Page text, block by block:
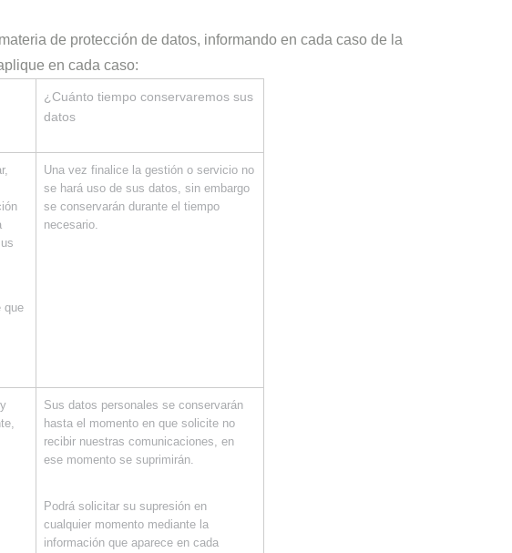
de protección de datos, informando en cada caso de la
en cada caso:
¿Cuánto tiempo conservaremos sus
datos
que
Una vez finalice la gestión o servicio no
se hará uso de sus datos, sin embargo
se conservarán durante el tiempo
necesario.
Sus datos personales se conservarán
hasta el momento en que solicite no
recibir nuestras comunicaciones, en
ese momento se suprimirán.
Podrá solicitar su supresión en
cualquier momento mediante la
información que aparece en cada